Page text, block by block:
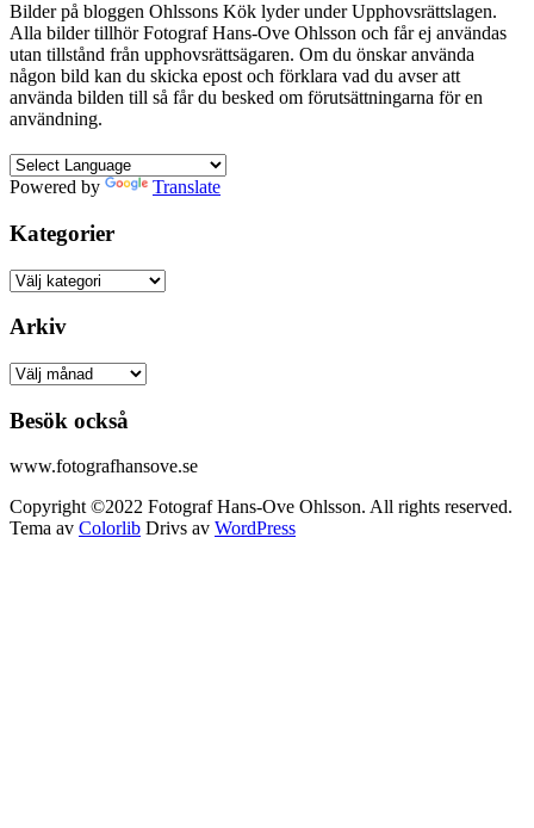
Bilder på bloggen Ohlssons Kök lyder under Upphovsrättslagen.
Alla bilder tillhör Fotograf Hans-Ove Ohlsson och får ej användas
utan tillstånd från upphovsrättsägaren. Om du önskar använda
någon bild kan du skicka epost och förklara vad du avser att
använda bilden till så får du besked om förutsättningarna för en
användning.
Powered by Translate
Kategorier
Kategorier
Arkiv
Arkiv
Besök också
www.fotografhansove.se
Copyright ©2022 Fotograf Hans-Ove Ohlsson. All rights reserved.
Tema av Colorlib Drivs av WordPress